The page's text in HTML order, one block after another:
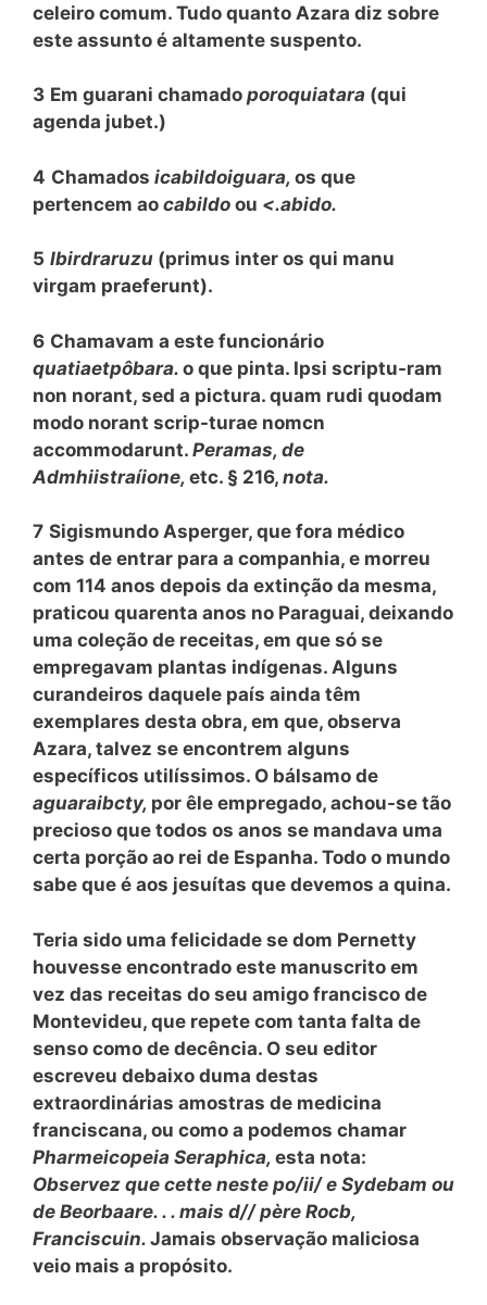
celeiro comum. Tudo quanto Azara diz sobre
este assunto é altamente suspento.
3 Em guarani chamado poroquiatara (qui
agenda jubet.)
4 Chamados icabildoiguara, os que
pertencem ao cabildo ou <.abido.
5 Ibirdraruzu (primus inter os qui manu
virgam praeferunt).
6 Chamavam a este funcionário
quatiaetpôbara. o que pinta. Ipsi scriptu-ram
non norant, sed a pictura. quam rudi quodam
modo norant scrip-turae nomcn
accommodarunt. Peramas, de
Admhiistraíione, etc. § 216, nota.
7 Sigismundo Asperger, que fora médico
antes de entrar para a companhia, e morreu
com 114 anos depois da extinção da mesma,
praticou quarenta anos no Paraguai, deixando
uma coleção de receitas, em que só se
empregavam plantas indígenas. Alguns
curandeiros daquele país ainda têm
exemplares desta obra, em que, observa
Azara, talvez se encontrem alguns
específicos utilíssimos. O bálsamo de
aguaraibcty, por êle empregado, achou-se tão
precioso que todos os anos se mandava uma
certa porção ao rei de Espanha. Todo o mundo
sabe que é aos jesuítas que devemos a quina.
Teria sido uma felicidade se dom Pernetty
houvesse encontrado este manuscrito em
vez das receitas do seu amigo francisco de
Montevideu, que repete com tanta falta de
senso como de decência. O seu editor
escreveu debaixo duma destas
extraordinárias amostras de medicina
franciscana, ou como a podemos chamar
Pharmeicopeia Seraphica, esta nota:
Observez que cette neste po/ii/ e Sydebam ou
de Beorbaare. . . mais d// père Rocb,
Franciscuin. Jamais observação maliciosa
veio mais a propósito.